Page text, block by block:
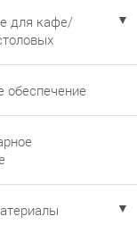
▼
для кафе/
обеспечение
▼